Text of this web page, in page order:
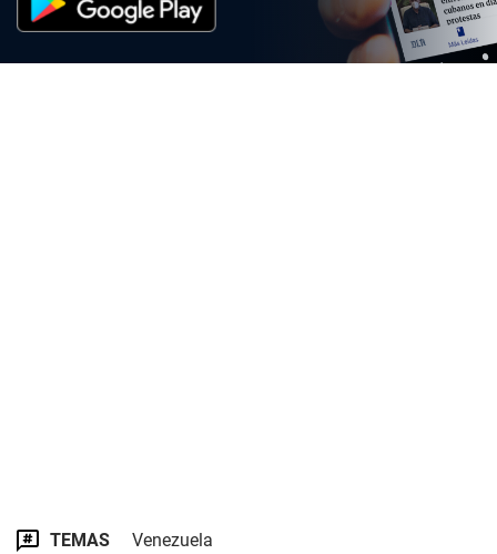
TEMAS Venezuela